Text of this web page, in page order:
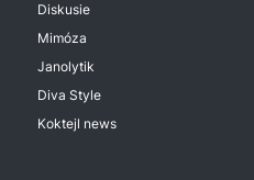
Diskusie
Mimóza
Janolytik
Diva Style
Koktejl news